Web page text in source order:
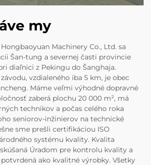
my
Machinery Co., Ltd. sa
Šan-tung a severnej časti provincie
diaľnici z Pekingu do Šanghaja.
vzdialeného iba 5 km, je obec
Máme veľmi výhodné dopravné
zaberá plochu 20 000 m², má
technikov a počas celého roka
seniorov-inžinierov na technické
sme prešli certifikáciou ISO
systému kvality. Kvalita
Úradom pre kontrolu kvality a
ako kvalitné výrobky. Všetky